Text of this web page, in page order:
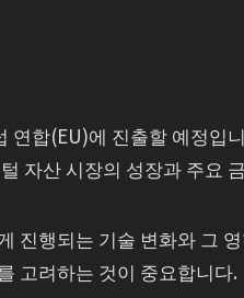
합(EU)에 진출할 예정입
자산 시장의 성장과 주요
진행되는 기술 변화와 그
고려하는 것이 중요합니다.